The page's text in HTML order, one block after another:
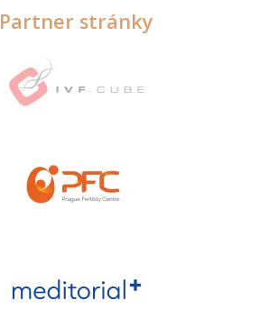
Partner stránky